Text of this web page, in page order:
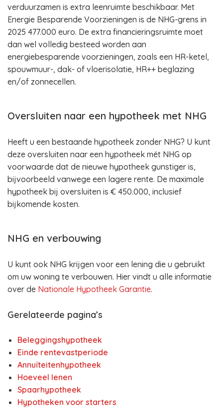
verduurzamen is extra leenruimte beschikbaar. Met
Energie Besparende Voorzieningen is de NHG-grens in
2025 477.000 euro. De extra financieringsruimte moet
dan wel volledig besteed worden aan
energiebesparende voorzieningen, zoals een HR-ketel,
spouwmuur-, dak- of vloerisolatie, HR++ beglazing
en/of zonnecellen.
Oversluiten naar een hypotheek met NHG
Heeft u een bestaande hypotheek zonder NHG? U kunt
deze oversluiten naar een hypotheek mét NHG op
voorwaarde dat de nieuwe hypotheek gunstiger is,
bijvoorbeeld vanwege een lagere rente. De maximale
hypotheek bij oversluiten is € 450.000, inclusief
bijkomende kosten.
NHG en verbouwing
U kunt ook NHG krijgen voor een lening die u gebruikt
om uw woning te verbouwen. Hier vindt u alle informatie
over de Nationale Hypotheek Garantie.
Gerelateerde pagina’s
Beleggingshypotheek
Einde rentevastperiode
Annuïteitenhypotheek
Hoeveel lenen
Spaarhypotheek
Hypotheken voor starters